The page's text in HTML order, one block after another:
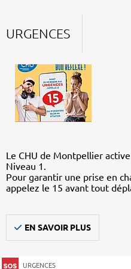
URGENCES
Le CHU de Montpellier
Niveau 1.
Pour garantir une prise en
appelez le 15 avant tout
EN SAVOIR PLUS
URGENCES